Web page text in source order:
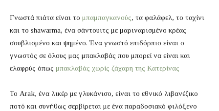
Γνωστά πιάτα είναι το μπαμπαγκανούς, τα φαλάφελ, το ταχίνι
και το shawarma, ένα σάντουιτς με μαριναρισμένο κρέας
σουβλισμένο και ψημένο. Ένα γνωστό επιδόρπιο είναι ο
γνωστός σε όλους μας μπακλαβάς που μπορεί να είναι και
ελαφρύς όπως μπακλαβάς χωρίς ζάχαρη της Κατερίνας
Το Arak, ένα λικέρ με γλυκάνισο, είναι το εθνικό λιβανέζικο
ποτό και συνήθως σερβίρεται με ένα παραδοσιακό φιλόξενο